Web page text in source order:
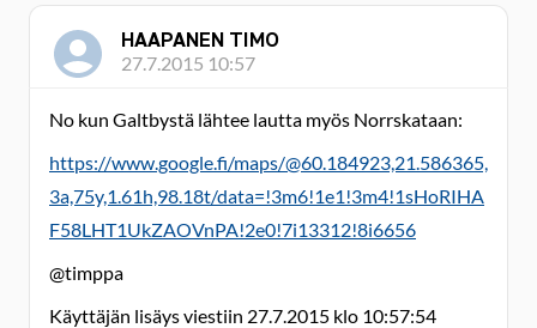
HAAPANEN TIMO
27.7.2015 10:57
No kun Galtbystä lähtee lautta myös Norrskataan:
https://www.google.fi/maps/@60.184923,21.586365,
3a,75y,1.61h,98.18t/data=!3m6!1e1!3m4!1sHoRIHA
F58LHT1UkZAOVnPA!2e0!7i13312!8i6656
@timppa
Käyttäjän lisäys viestiin 27.7.2015 klo 10:57:54